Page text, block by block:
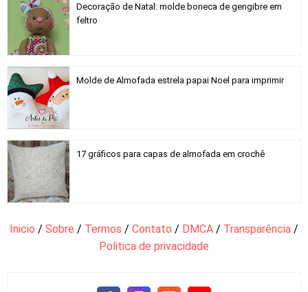
Decoração de Natal: molde boneca de gengibre em
feltro
Molde de Almofada estrela papai Noel para imprimir
17 gráficos para capas de almofada em crochê
Inicio / Sobre / Termos / Contato / DMCA / Transparência /
Politica de privacidade